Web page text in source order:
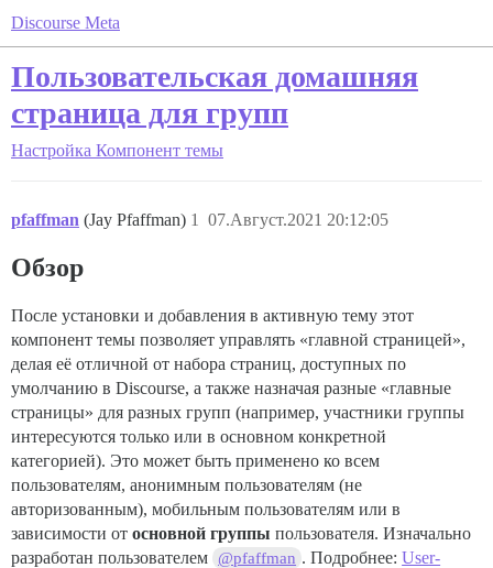
Discourse Meta
Пользовательская домашняя
страница для групп
Настройка Компонент темы
pfaffman (Jay Pfaffman) 07.Август.2021 20:12:05
1
Обзор
После установки и добавления в активную тему этот
компонент темы позволяет управлять «главной страницей»,
делая её отличной от набора страниц, доступных по
умолчанию в Discourse, а также назначая разные «главные
страницы» для разных групп (например, участники группы
интересуются только или в основном конкретной
категорией). Это может быть применено ко всем
пользователям, анонимным пользователям (не
авторизованным), мобильным пользователям или в
зависимости от основной группы пользователя. Изначально
разработан пользователем @pfaffman . Подробнее:User-